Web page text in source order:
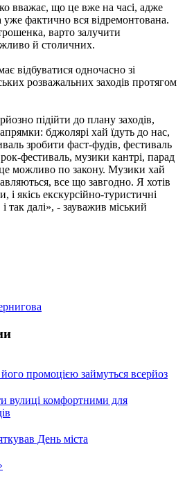
вважає, що це вже на часі, адже
уже фактично вся відремонтована.
варто залучити
й столичних.
відбуватися одночасно зі
розважальних заходів протягом
підійти до плану заходів,
бджолярі хай їдуть до нас,
зробити фаст-фудів, фестиваль
фестиваль, музики кантрі, парад
можливо по закону. Музики хай
все що завгодно. Я хотів
і якісь екскурсійно-туристичні
так далі», - зауважив міський
промоцією займуться всерйоз
вулиці комфортними для
День міста